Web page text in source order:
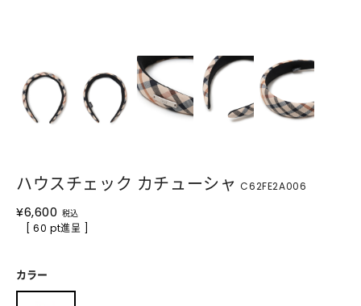
ハウスチェック カチューシャ C62FE2A006
¥6,600 税込
[ 60 pt進呈 ]
カラー